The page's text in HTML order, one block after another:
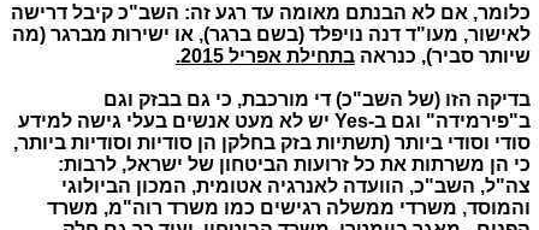
כלומר, אם לא הבנתם מאומה עד רגע זה: השב"כ קיבל דרישה
לאישור, מעו"ד דנה נויפלד (בשם ברגר), או ישירות מברגר (מה
שיותר סביר), כנראה בתחילת אפריל 2015.
בדיקה הזו (של השב"כ) די מורכבת, כי גם בבזק וגם
ב"פירמידה" וגם ב-Yes יש לא מעט אנשים בעלי גישה למידע
סודי וסודי ביותר (תשתיות בזק בחלקן הן סודיות וסודיות ביותר,
כי הן משרתות את כל זרועות הביטחון של ישראל, לרבות:
צה"ל, השב"כ, הוועדה לאנרגיה אטומית, המכון הביולוגי
והמוסד, משרדי ממשלה רגישים כמו משרד רוה"מ, משרד